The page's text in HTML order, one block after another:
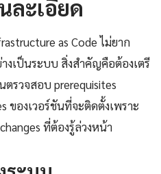
ละเอียด
as Code ไม่ยาก
งเป็นระบบ สิ่งสำคัญคือต้องเตรี
รวจสอบ prerequisites
ของเวอร์ชันที่จะติดตั้งเพราะ
ที่ต้องรู้ล่วงหน้า